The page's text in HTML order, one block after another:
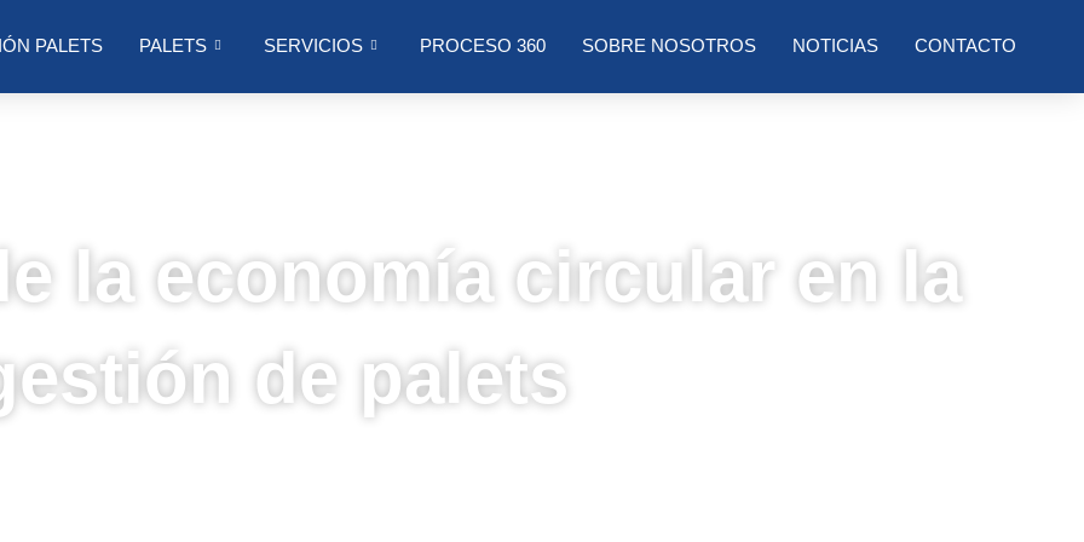
PALETS PALETS SERVICIOS PROCESO 360 SOBRE NOSOTROS NOTICIAS CONTACTO
la economía circular en la
de palets